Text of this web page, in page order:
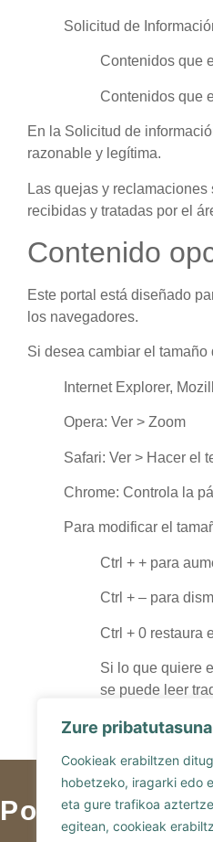
Zure
Cookieak erabiltzen
hobetzeko, iragarki edo
eta gure trafikoa
egitean, cookieak
Solicitud de
Contenidos que
Contenidos que
En la Solicitud de
razonable y legítima.
Las quejas y
recibidas y tratadas por el
Contenido
Este portal está diseñado
los navegadores.
Si desea cambiar el
Internet Explorer,
Opera: Ver > Zoom
Safari: Ver > Hacer el
Chrome: Controla la
Para modificar el
Ctrl + + para
Ctrl + – para
Ctrl + 0 restaura
Si lo que quiere
se puede leer
Politika